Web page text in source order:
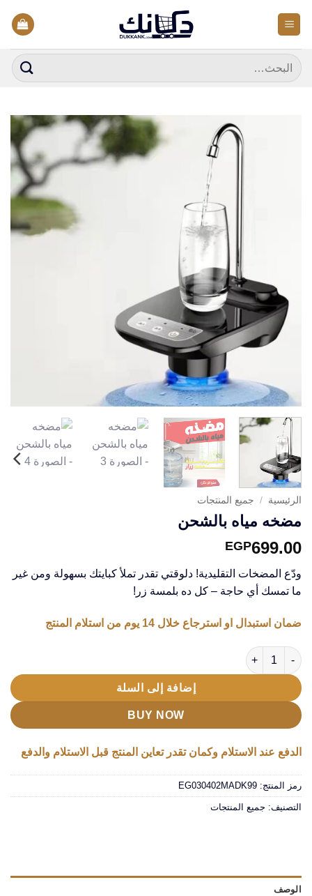
للمحتوى
البحث
عن:
الرئيسية / جميع المنتجات
مضخه مياه بالشحن
EGP699.00
ودّع المضخات التقليدية! دلوقتي تقدر تملأ كبايتك بسهولة ومن غير
ما تمسك أي حاجة – كل ده بلمسة زر!
ضمان استبدال او استرجاع خلال 14 يوم من استلام المنتج
كمية مضخه مياه بالشحن
إضافة إلى السلة
BUY NOW
الدفع عند الاستلام وكمان تقدر تعاين المنتج قبل الاستلام والدفع
رمز المنتج: EG030402MADK99
التصنيف: جميع المنتجات
الوصف